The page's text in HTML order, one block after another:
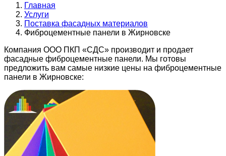
Главная
Услуги
Поставка фасадных материалов
Фиброцементные панели в Жирновске
Компания ООО ПКП «СДС» производит и продает
фасадные фиброцементные панели. Мы готовы
предложить вам самые низкие цены на фиброцементные
панели в Жирновске: